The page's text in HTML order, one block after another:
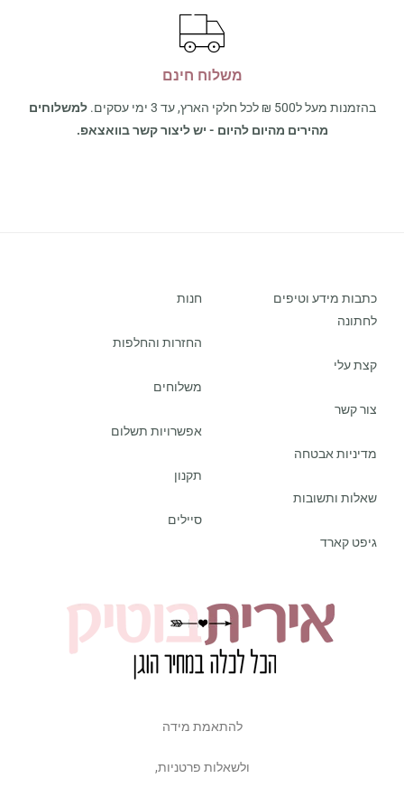
משלוח חינם
בהזמנות מעל ל500 ₪ לכל חלקי הארץ, עד 3 ימי עסקים.
למשלוחים
מהירים מהיום להיום - יש ליצור קשר בוואצאפ.
כתבות מידע וטיפים
לחתונה
קצת עלי
צור קשר
מדיניות אבטחה
שאלות ותשובות
גיפט קארד
חנות
החזרות והחלפות
משלוחים
אפשרויות תשלום
תקנון
סיילים
להתאמת מידה
ולשאלות פרטניות,